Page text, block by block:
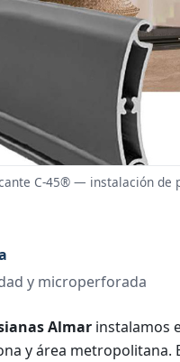
C-45® — instalación de
y microperforada
Almar instalamos
y área metropolitana.